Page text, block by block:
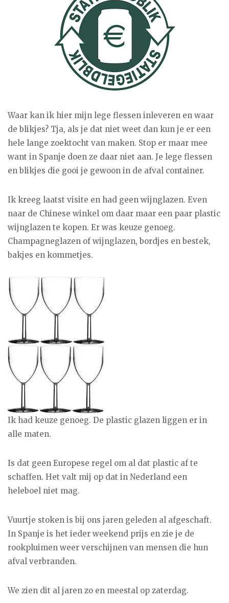
Waar kan ik hier mijn lege flessen inleveren en waar
de blikjes? Tja, als je dat niet weet dan kun je er een
hele lange zoektocht van maken. Stop er maar mee
want in Spanje doen ze daar niet aan. Je lege flessen
en blikjes die gooi je gewoon in de afval container.
Ik kreeg laatst visite en had geen wijnglazen. Even
naar de Chinese winkel om daar maar een paar plastic
wijnglazen te kopen. Er was keuze genoeg.
Champagneglazen of wijnglazen, bordjes en bestek,
bakjes en kommetjes.
Ik had keuze genoeg. De plastic glazen liggen er in
alle maten.
Is dat geen Europese regel om al dat plastic af te
schaffen. Het valt mij op dat in Nederland een
heleboel niet mag.
Vuurtje stoken is bij ons jaren geleden al afgeschaft.
In Spanje is het ieder weekend prijs en zie je de
rookpluimen weer verschijnen van mensen die hun
afval verbranden.
We zien dit al jaren zo en meestal op zaterdag.